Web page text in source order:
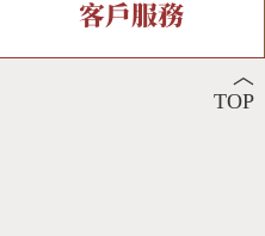
專有名詞介紹
注音查詢
造字解決方案
轉碼Web Service
客戶服務
︿
TOP